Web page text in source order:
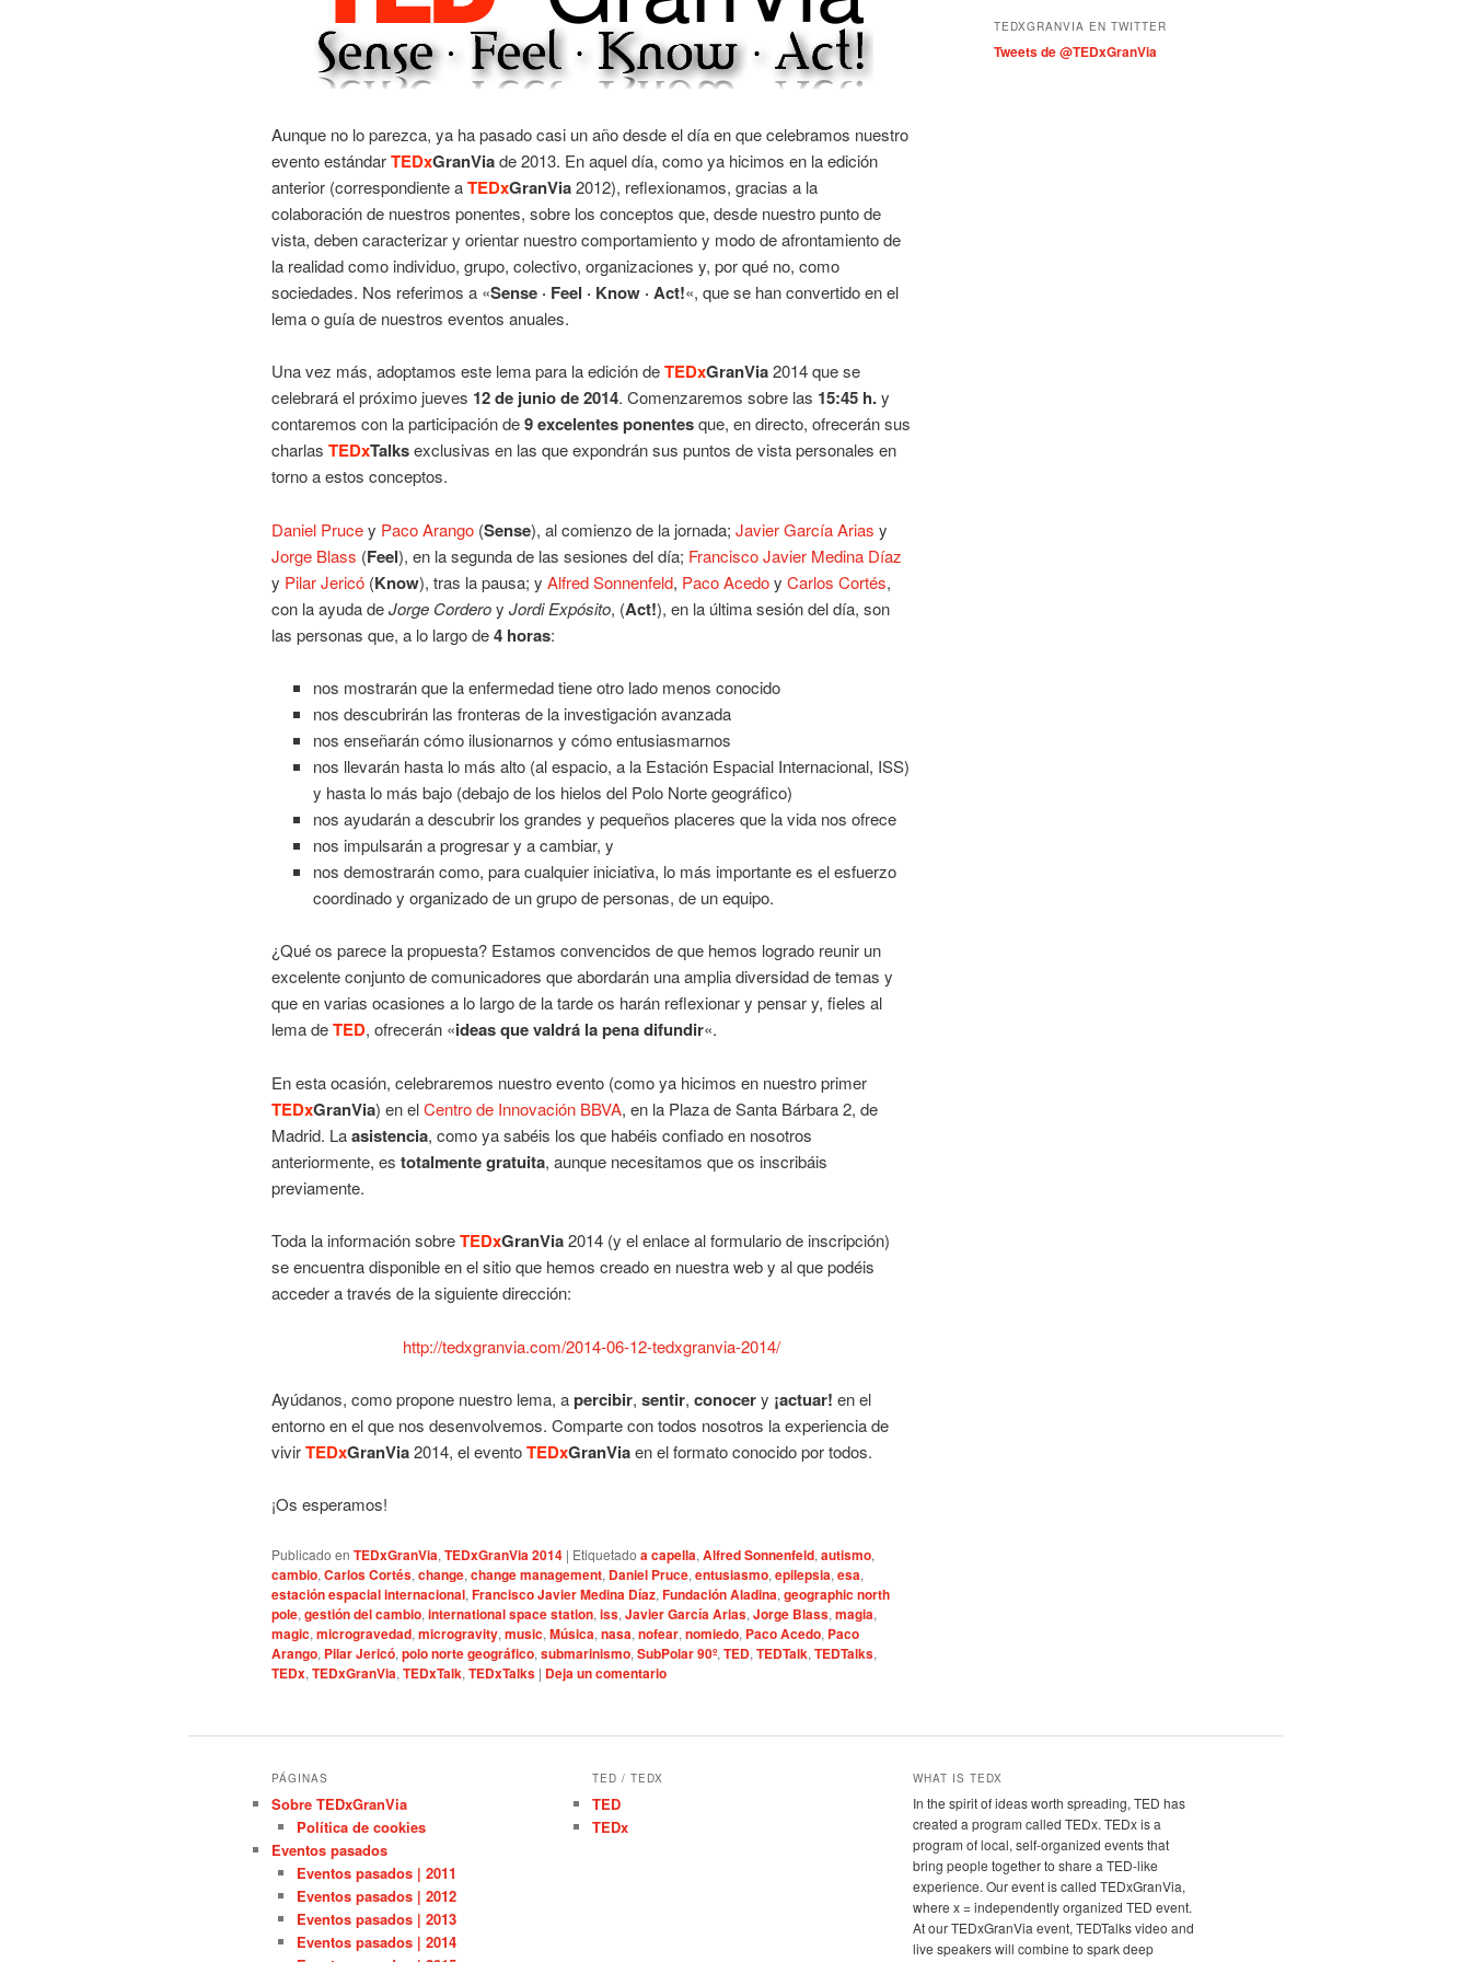
Aunque no lo parezca, ya ha pasado casi un año desde el día en que celebramos nuestro
evento estándarTEDxGranViade 2013. En aquel día, como ya hicimos en la edición
anterior (correspondiente aTEDxGranVia2012), reflexionamos, gracias a la
colaboración de nuestros ponentes, sobre los conceptos que, desde nuestro punto de
vista, deben caracterizar y orientar nuestro comportamiento y modo de afrontamiento de
la realidad como individuo, grupo, colectivo, organizaciones y, por qué no, como
sociedades. Nos referimos a «Sense · Feel · Know · Act!«, que se han convertido en el
lema o guía de nuestros eventos anuales.
Una vez más, adoptamos este lema para la edición deTEDxGranVia2014 que se
celebrará el próximo jueves 12 de junio de 2014. Comenzaremos sobre las 15:45 h.y
contaremos con la participación de9 excelentes ponentesque, en directo, ofrecerán sus
charlas TEDxTalksexclusivas en las que expondrán sus puntos de vista personales en
torno a estos conceptos.
Daniel Prucey Paco Arango (Sense), al comienzo de la jornada; Javier García Arias y
Jorge Blass (Feel), en la segunda de las sesiones del día; Francisco Javier Medina Díaz
y Pilar Jericó (Know), tras la pausa; y Alfred Sonnenfeld, Paco Acedoy Carlos Cortés,
con la ayuda deJorge Corderoy Jordi Expósito, (Act!), en la última sesión del día, son
las personas que, a lo largo de4 horas:
nos mostrarán que la enfermedad tiene otro lado menos conocido
nos descubrirán las fronteras de la investigación avanzada
nos enseñarán cómo ilusionarnos y cómo entusiasmarnos
nos llevarán hasta lo más alto (al espacio, a la Estación Espacial Internacional, ISS)
y hasta lo más bajo (debajo de los hielos del Polo Norte geográfico)
nos ayudarán a descubrir los grandes y pequeños placeres que la vida nos ofrece
nos impulsarán a progresar y a cambiar, y
nos demostrarán como, para cualquier iniciativa, lo más importante es el esfuerzo
coordinado y organizado de un grupo de personas, de un equipo.
¿Qué os parece la propuesta? Estamos convencidos de que hemos logrado reunir un
excelente conjunto de comunicadores que abordarán una amplia diversidad de temas y
que en varias ocasiones a lo largo de la tarde os harán reflexionar y pensar y, fieles al
lema deTED, ofrecerán «ideas que valdrá la pena difundir«.
En esta ocasión, celebraremos nuestro evento (como ya hicimos en nuestro primer
TEDxGranVia) en elCentro de Innovación BBVA, en la Plaza de Santa Bárbara 2, de
Madrid. Laasistencia, como ya sabéis los que habéis confiado en nosotros
anteriormente, es totalmente gratuita, aunque necesitamos que os inscribáis
previamente.
Toda la información sobreTEDxGranVia2014 (y el enlace al formulario de inscripción)
se encuentra disponible en el sitio que hemos creado en nuestra web y al que podéis
acceder a través de la siguiente dirección:
http://tedxgranvia.com/2014-06-12-tedxgranvia-2014/
Ayúdanos, como propone nuestro lema, apercibir, sentir, conocery ¡actuar! en el
entorno en el que nos desenvolvemos. Comparte con todos nosotros la experiencia de
vivirTEDxGranVia2014, el eventoTEDxGranViaen el formato conocido por todos.
¡Os esperamos!
Publicado en TEDxGranVia, TEDxGranVia 2014 | Etiquetado a capella, Alfred Sonnenfeld, autismo,
cambio, Carlos Cortés, change, change management, Daniel Pruce, entusiasmo, epilepsia, esa,
estación espacial internacional, Francisco Javier Medina Díaz, Fundación Aladina, geographic north
pole, gestión del cambio, international space station, iss, Javier García Arias, Jorge Blass, magia,
magic, microgravedad, microgravity, music, Música, nasa, nofear, nomiedo, Paco Acedo, Paco
Arango, Pilar Jericó, polo norte geográfico, submarinismo, SubPolar 90º, TED, TEDTalk, TEDTalks,
TEDx, TEDxGranVia, TEDxTalk, TEDxTalks | Deja un comentario
a
s
TEDXGRANVIA EN TWITTER
Tweets de @TEDxGranVia
PÁGINAS
Sobre TEDxGranVia
Política de cookies
Eventos pasados
Eventos pasados | 2011
Eventos pasados | 2012
Eventos pasados | 2013
Eventos pasados | 2014
TED / TEDX
TED
TEDx
WHAT IS TEDX
In the spirit of ideas worth spreading, TED has
created a program called TEDx. TEDx is a
program of local, self-organized events that
bring people together to share a TED-like
experience. Our event is called TEDxGranVia,
where x = independently organized TED event.
At our TEDxGranVia event, TEDTalks video and
live speakers will combine to spark deep